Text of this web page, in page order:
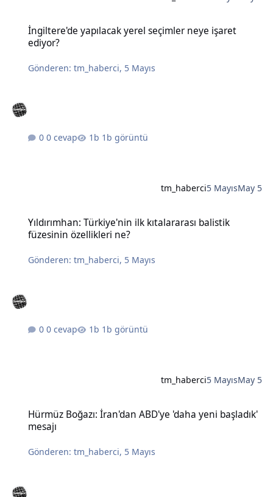
İngiltere'de yapılacak yerel seçimler neye işaret
ediyor?
Gönderen:tm_haberci, 5 Mayıs
0 cevap 1b görüntü
tm_haberci5 MayısMay 5
Yıldırımhan: Türkiye'nin ilk kıtalararası balistik
füzesinin özellikleri ne?
Gönderen:tm_haberci, 5 Mayıs
0 cevap 1b görüntü
tm_haberci5 MayısMay 5
Hürmüz Boğazı: İran'dan ABD'ye 'daha yeni başladık'
mesajı
Gönderen:tm_haberci, 5 Mayıs